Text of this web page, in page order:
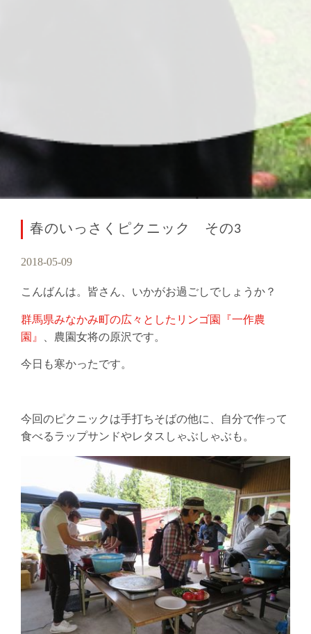
春のいっさくピクニック その3
2018-05-09
こんばんは。皆さん、いかがお過ごしでしょうか？
群馬県みなかみ町の広々としたリンゴ園『一作農
園』
、農園女将の原沢です。
今日も寒かったです。
今回のピクニックは手打ちそばの他に、自分で作って
食べるラップサンドやレタスしゃぶしゃぶも。